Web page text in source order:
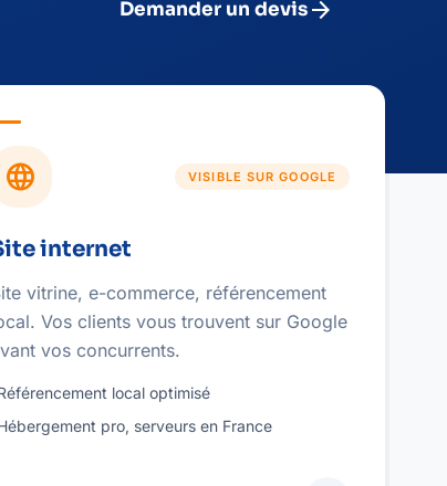
Demander un devisarrow_forward
language VISIBLE SUR GOOGLE
internet
vitrine, e-commerce, référencement
Vos clients vous trouvent sur Google
vos concurrents.
local optimisé
pro, serveurs en France